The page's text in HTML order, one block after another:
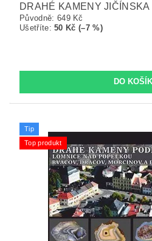
DRAHÉ KAMENY JIČÍNSKA
Původně: 649 Kč
Ušetříte:50 Kč (–7 %)
Tip
Top produkt